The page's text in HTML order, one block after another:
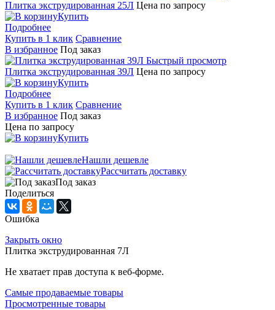
Плитка экструдированная 25Л Цена по запросу
Купить
Подробнее
Купить в 1 клик Сравнение
В избранное Под заказ
Быстрый просмотр
Плитка экструдированная 39Л Цена по запросу
Купить
Подробнее
Купить в 1 клик Сравнение
В избранное Под заказ
Цена по запросу
Купить
Нашли дешевле
Рассчитать доставку
Под заказ
Поделиться
Ошибка
Закрыть окно
Плитка экструдированная 7Л
Не хватает прав доступа к веб-форме.
Самые продаваемые товары
Просмотренные товары